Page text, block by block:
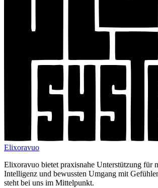
Elixoravuo
Elixoravuo bietet praxisnahe Unterstützung für
Intelligenz und bewussten Umgang mit
steht bei uns im Mittelpunkt.